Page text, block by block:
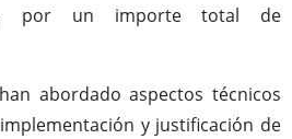
por un importe total de
abordado aspectos técnicos
y justificación de